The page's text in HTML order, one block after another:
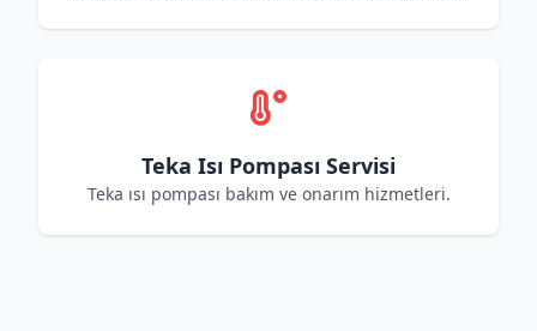
Teka Isı Pompası Servisi
Teka ısı pompası bakım ve onarım hizmetleri.